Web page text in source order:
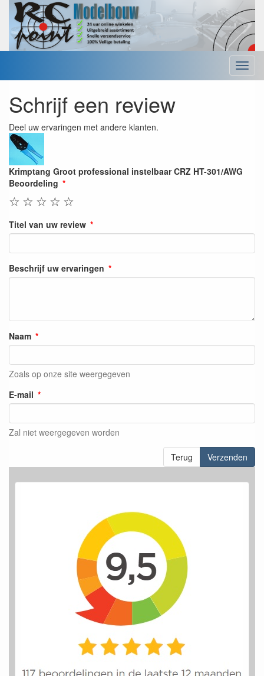
Menu
Schrijf een review
Deel uw ervaringen met andere klanten.
Krimptang Groot professional instelbaar CRZ HT-301/AWG
Beoordeling
☆
☆
☆
☆
☆
Titel van uw review
Beschrijf uw ervaringen
Naam
Zoals op onze site weergegeven
E-mail
Zal niet weergegeven worden
Terug Verzenden